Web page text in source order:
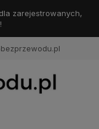
zarejestrowanych,